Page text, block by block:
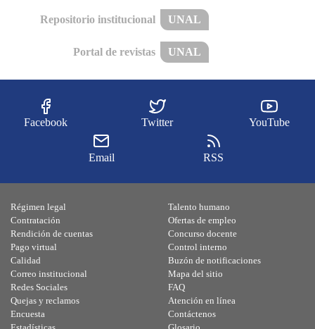
Repositorio institucional UNAL
Portal de revistas UNAL
Facebook Twitter YouTube
Email RSS
Régimen legal
Contratación
Rendición de cuentas
Pago virtual
Calidad
Talento humano
Ofertas de empleo
Concurso docente
Control interno
Buzón de notificaciones
Correo institucional
Redes Sociales
Quejas y reclamos
Encuesta
Mapa del sitio
FAQ
Atención en línea
Contáctenos